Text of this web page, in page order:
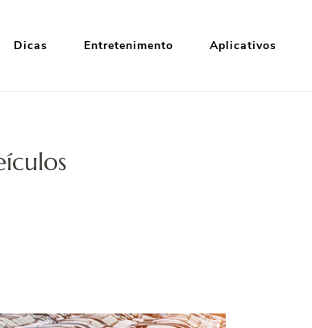
Dicas Entretenimento Aplicativos